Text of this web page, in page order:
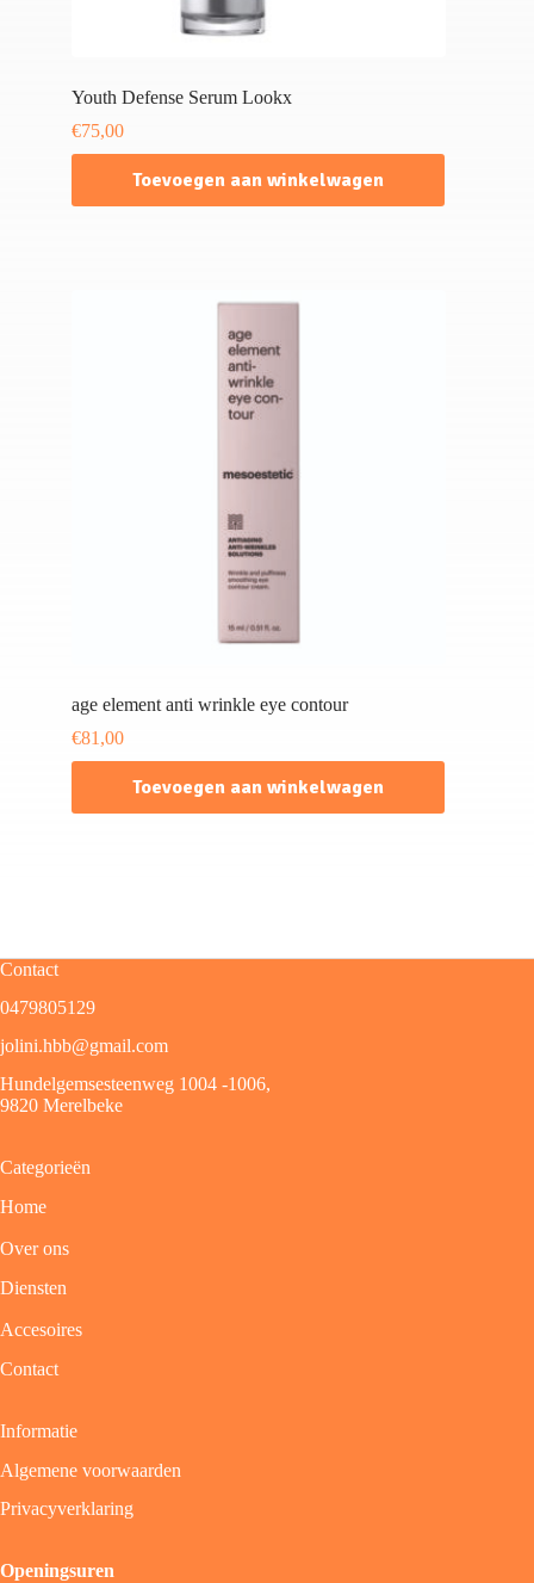
Youth Defense Serum Lookx
€75,00
Toevoegen aan winkelwagen
age element anti wrinkle eye contour
€81,00
Toevoegen aan winkelwagen
Contact
0479805129
jolini.hbb@gmail.com
Hundelgemsesteenweg 1004 -1006,
9820 Merelbeke
Categorieën
Home
Over ons
Diensten
Accesoires
Contact
Informatie
Algemene voorwaarden
Privacyverklaring
Openingsuren